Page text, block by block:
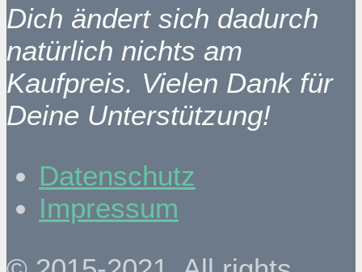
Dich ändert sich dadurch
natürlich nichts am
Kaufpreis. Vielen Dank für
Deine Unterstützung!
Datenschutz
Impressum